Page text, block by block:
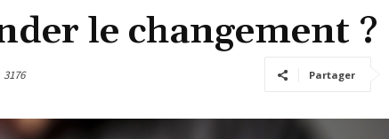
le changement ?
3176 Partager